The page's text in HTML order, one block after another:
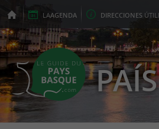
LAAGENDA DIRECCIONES